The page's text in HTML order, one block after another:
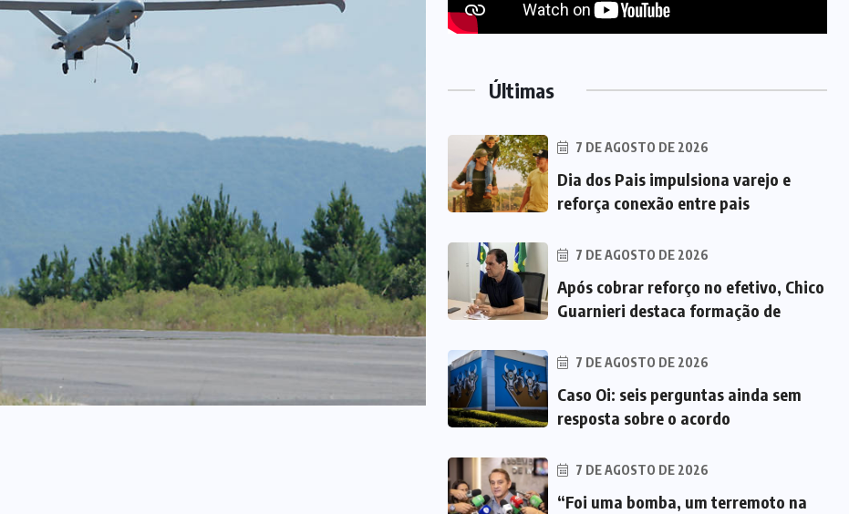
Últimas
7 DE AGOSTO DE 2026
Dia dos Pais impulsiona varejo e
reforça conexão entre pais
7 DE AGOSTO DE 2026
Após cobrar reforço no efetivo, Chico
Guarnieri destaca formação de
7 DE AGOSTO DE 2026
Caso Oi: seis perguntas ainda sem
resposta sobre o acordo
7 DE AGOSTO DE 2026
“Foi uma bomba, um terremoto na